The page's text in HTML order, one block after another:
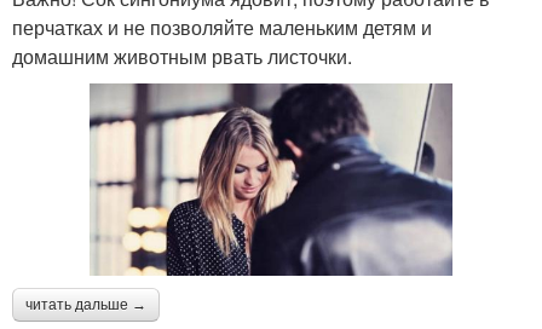
перчатках и не позволяйте маленьким детям и
домашним животным рвать листочки.
читать дальше →